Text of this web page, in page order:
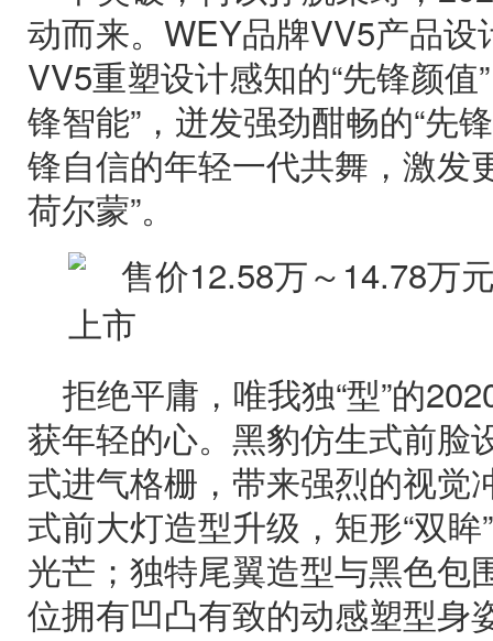
动而来。WEY品牌VV5产品
VV5重塑设计感知的“先锋颜值
锋智能”，迸发强劲酣畅的“先
锋自信的年轻一代共舞，激发
荷尔蒙”。
拒绝平庸，唯我独“型”的
获年轻的心。黑豹仿生式前脸
式进气格栅，带来强烈的视觉
式前大灯造型升级，矩形“双
光芒；独特尾翼造型与黑色包
位拥有凹凸有致的动感塑型身